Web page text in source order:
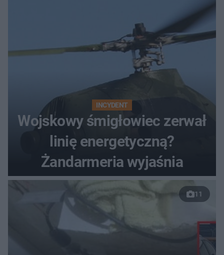
INCYDENT
Wojskowy śmigłowiec zerwał
linię energetyczną?
Żandarmeria wyjaśnia
11